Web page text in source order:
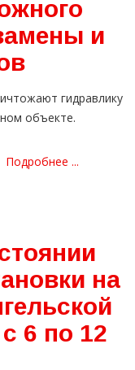
и
гидравлику
объекте.
Подробнее ...
на
6 по 12